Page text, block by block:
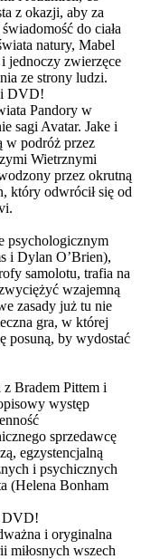
z okazji, aby za
do ciała
natury, Mabel
jednoczy zwierzęce
ze strony ludzi.
i DVD!
Pandory w
sagi Avatar. Jake i
w podróż przez
Wietrznymi
przez okrutną
który odwrócił się od
psychologicznym
i Dylan O’Brien),
samolotu, trafia na
wzajemną
zasady już tu nie
gra, w której
posuną, by wydostać
Bradem Pittem i
występ
sprzedawcę
egzystencjalną
i psychicznych
(Helena Bonham
DVD!
i oryginalna
miłosnych wszech